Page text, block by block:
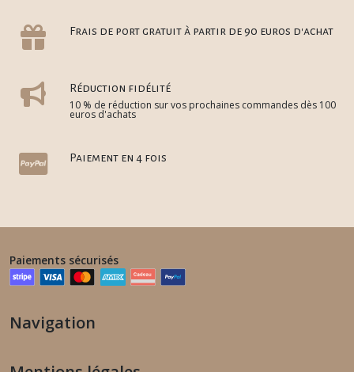
Frais de port gratuit à partir de 90 euros d'achat
Réduction fidélité
10 % de réduction sur vos prochaines commandes dès 100
euros d'achats
Paiement en 4 fois
Paiements sécurisés
Navigation